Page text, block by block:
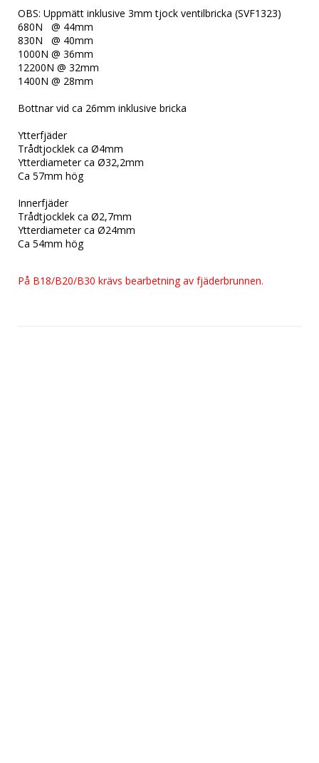
OBS: Uppmätt inklusive 3mm tjock ventilbricka (SVF1323)
680N   @ 44mm
830N   @ 40mm
1000N @ 36mm
12200N @ 32mm
1400N @ 28mm
Bottnar vid ca 26mm inklusive bricka
Ytterfjäder
Trådtjocklek ca Ø4mm
Ytterdiameter ca Ø32,2mm
Ca 57mm hög
Innerfjäder
Trådtjocklek ca Ø2,7mm
Ytterdiameter ca Ø24mm
Ca 54mm hög
På B18/B20/B30 krävs bearbetning av fjäderbrunnen.